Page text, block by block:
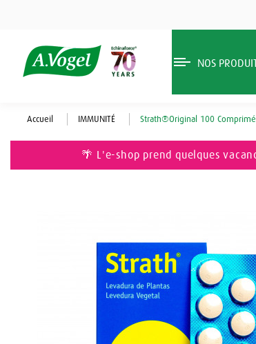
NOS
Accueil IMMUNITÉ Strath®Original 100
🌴 L'e-shop prend quelques